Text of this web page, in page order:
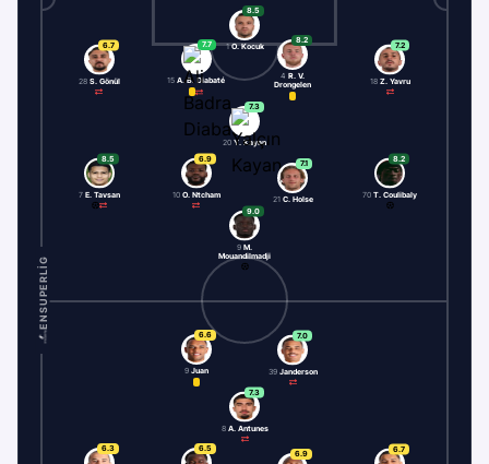
ENSUPERLIG
8.5
1 O. Kocuk 7.2
18 Z. Yavru
8.2
4 R. V.
Drongelen
7.7
15 A. B. Diabaté
6.7
28 S. Gönül
7.3
20 Y. Kayan
8.2
70 T. Coulibaly
7.1
21 C. Holse
6.9
10 O. Ntcham
8.5
7 E. Tavsan
9.0
9 M.
Mouandilmadji
6.3 6.5
6.9 6.7
7.3
8 A. Antunes
6.6
9 Juan
7.0
39 Janderson